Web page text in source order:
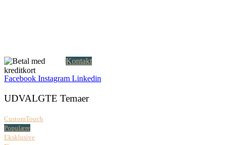
Kontakt
Facebook Instagram Linkedin
UDVALGTE Temaer
CustomTouch
Populære
Eksklusive